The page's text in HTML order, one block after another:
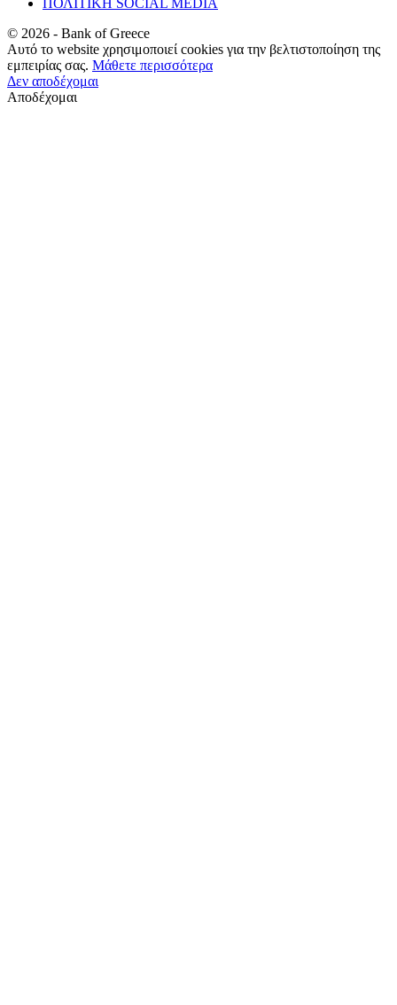
© 2026 - Bank of Greece
Αυτό το website χρησιμοποιεί cookies για την βελτιστοποίηση της
εμπειρίας σας. Μάθετε περισσότερα
Δεν αποδέχομαι
Αποδέχομαι